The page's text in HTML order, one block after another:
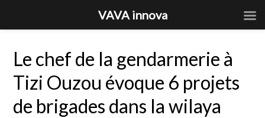
Le chef de la gendarmerie à
Tizi Ouzou évoque 6 projets
de brigades dans la wilaya
VAVA innova